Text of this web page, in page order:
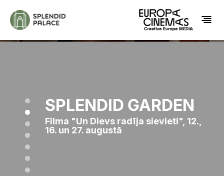
SPLENDID GARDEN
Filma "Un Dievs radīja sievieti", 12.,
16. un 27. augustā